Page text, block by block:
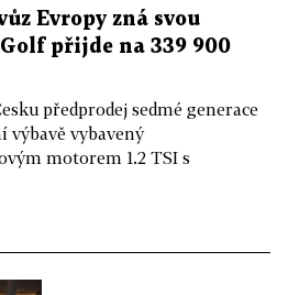
Evropy zná svou
přijde na 339 900
předprodej sedmé generace
výbavě vybavený
motorem 1.2 TSI s